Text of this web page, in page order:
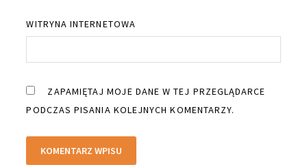
WITRYNA INTERNETOWA
ZAPAMIĘTAJ MOJE DANE W TEJ PRZEGLĄDARCE
PODCZAS PISANIA KOLEJNYCH KOMENTARZY.